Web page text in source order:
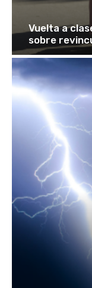
Vuelta a
sobre